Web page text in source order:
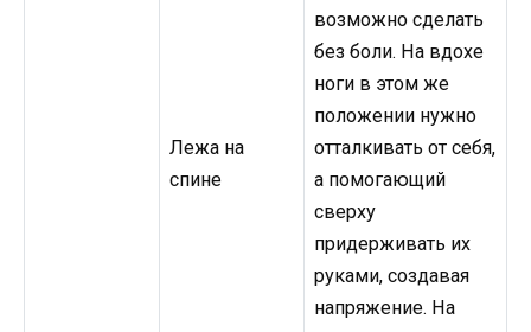
Лежа на
спине
возможно сделать
без боли. На вдохе
ноги в этом же
положении нужно
отталкивать от себя,
а помогающий
сверху
придерживать их
руками, создавая
напряжение. На